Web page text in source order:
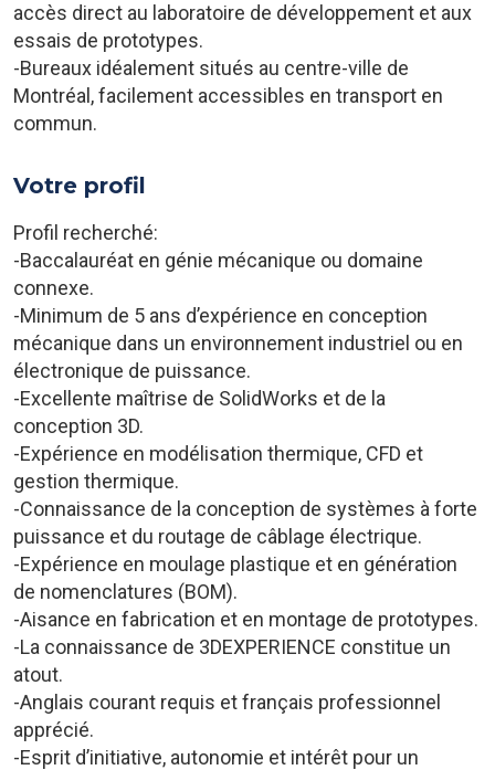
accès direct au laboratoire de développement et aux
essais de prototypes.
-Bureaux idéalement situés au centre-ville de
Montréal, facilement accessibles en transport en
commun.
Votre profil
Profil recherché:
-Baccalauréat en génie mécanique ou domaine
connexe.
-Minimum de 5 ans d’expérience en conception
mécanique dans un environnement industriel ou en
électronique de puissance.
-Excellente maîtrise de SolidWorks et de la
conception 3D.
-Expérience en modélisation thermique, CFD et
gestion thermique.
-Connaissance de la conception de systèmes à forte
puissance et du routage de câblage électrique.
-Expérience en moulage plastique et en génération
de nomenclatures (BOM).
-Aisance en fabrication et en montage de prototypes.
-La connaissance de 3DEXPERIENCE constitue un
atout.
-Anglais courant requis et français professionnel
apprécié.
-Esprit d’initiative, autonomie et intérêt pour un